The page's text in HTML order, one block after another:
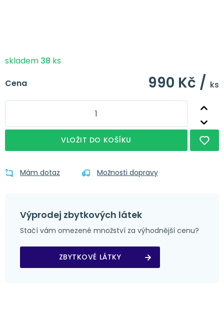
skladem 38 ks
Cena
990 Kč / ks
VLOŽIT DO KOŠÍKU
Mám dotaz Možnosti dopravy
Výprodej zbytkových látek
Stačí vám omezené množství za výhodnější cenu?
ZBYTKOVÉ LÁTKY